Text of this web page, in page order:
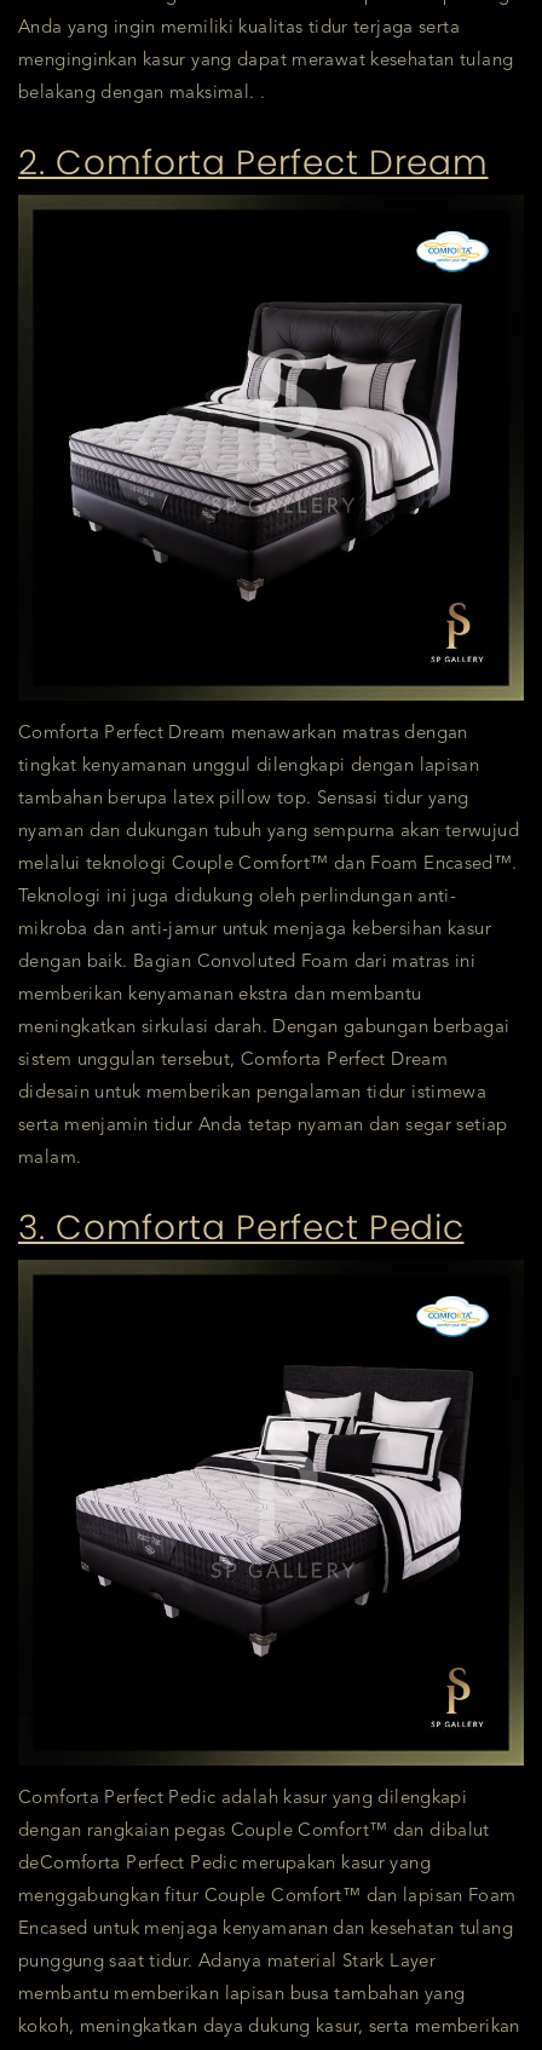
Anda yang ingin memiliki kualitas tidur terjaga serta
menginginkan kasur yang dapat merawat kesehatan tulang
belakang dengan maksimal. .
2. Comforta Perfect Dream
Comforta Perfect Dream menawarkan matras dengan
tingkat kenyamanan unggul dilengkapi dengan lapisan
tambahan berupa latex pillow top. Sensasi tidur yang
nyaman dan dukungan tubuh yang sempurna akan terwujud
melalui teknologi Couple Comfort™ dan Foam Encased™.
Teknologi ini juga didukung oleh perlindungan anti-
mikroba dan anti-jamur untuk menjaga kebersihan kasur
dengan baik. Bagian Convoluted Foam dari matras ini
memberikan kenyamanan ekstra dan membantu
meningkatkan sirkulasi darah. Dengan gabungan berbagai
sistem unggulan tersebut, Comforta Perfect Dream
didesain untuk memberikan pengalaman tidur istimewa
serta menjamin tidur Anda tetap nyaman dan segar setiap
malam.
3. Comforta Perfect Pedic
Comforta Perfect Pedic adalah kasur yang dilengkapi
dengan rangkaian pegas Couple Comfort™ dan dibalut
deComforta Perfect Pedic merupakan kasur yang
menggabungkan fitur Couple Comfort™ dan lapisan Foam
Encased untuk menjaga kenyamanan dan kesehatan tulang
punggung saat tidur. Adanya material Stark Layer
membantu memberikan lapisan busa tambahan yang
kokoh, meningkatkan daya dukung kasur, serta memberikan